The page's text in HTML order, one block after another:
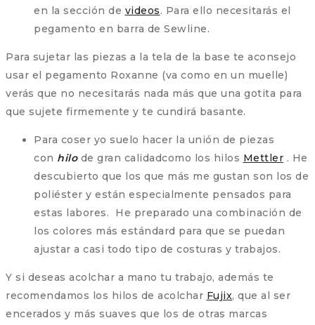
en la sección de videos. Para ello necesitarás el
pegamento en barra de Sewline.
Para sujetar las piezas a la tela de la base te aconsejo
usar el pegamento Roxanne (va como en un muelle)
verás que no necesitarás nada más que una gotita para
que sujete firmemente y te cundirá basante.
Para coser yo suelo hacer la unión de piezas
con hilo de gran calidadcomo los hilos Mettler . He
descubierto que los que más me gustan son los de
poliéster y están especialmente pensados para
estas labores. He preparado una combinación de
los colores más estándard para que se puedan
ajustar a casi todo tipo de costuras y trabajos.
Y si deseas acolchar a mano tu trabajo, además te
recomendamos los hilos de acolchar Fujix, que al ser
encerados y más suaves que los de otras marcas